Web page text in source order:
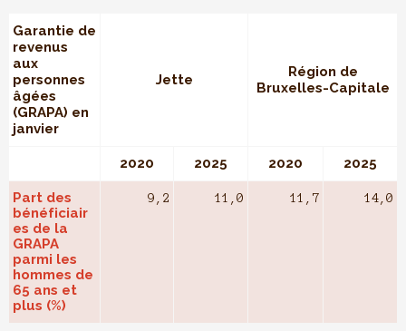
Garantie de
revenus
aux
personnes
âgées
(GRAPA) en
janvier
Jette
Région de
Bruxelles-Capitale
2020 2025 2020 2025
Part des
bénéficiair
es de la
GRAPA
parmi les
hommes de
65 ans et
plus (%)
9,2 11,0 11,7 14,0